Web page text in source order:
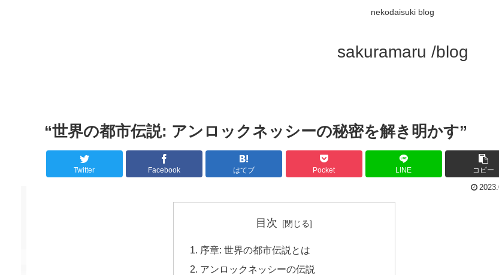
nekodaisuki blog
sakuramaru /blog
“世界の都市伝説: アンロックネッシーの秘密を解き明かす”
Twitter Facebook はてブ Pocket LINE コピー
目次
序章: 世界の都市伝説とは
アンロックネッシーの伝説